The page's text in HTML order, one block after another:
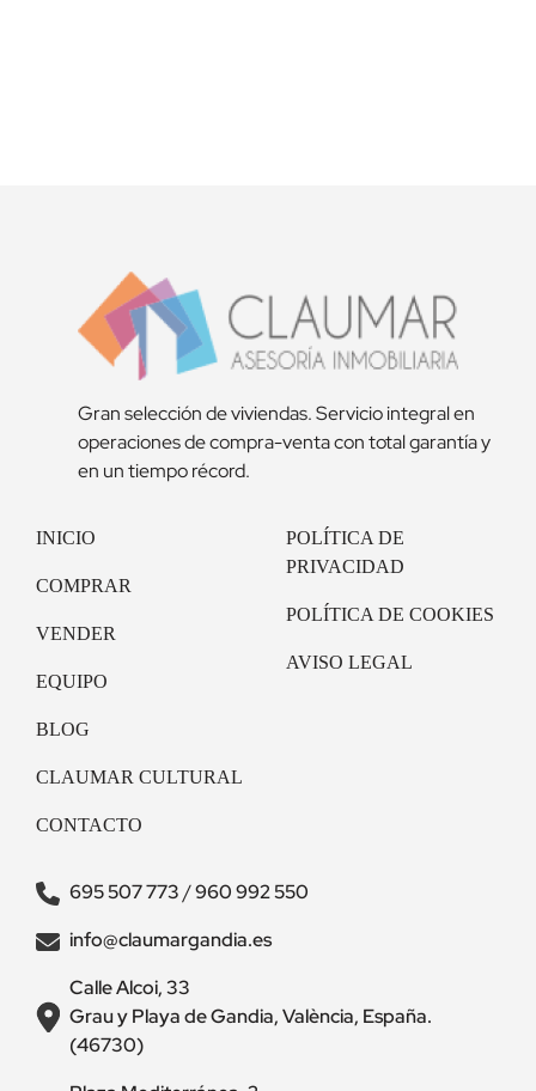
Gran selección de viviendas. Servicio integral en
operaciones de compra-venta con total garantía y
en un tiempo récord.
INICIO
COMPRAR
VENDER
EQUIPO
BLOG
CLAUMAR CULTURAL
CONTACTO
POLÍTICA DE
PRIVACIDAD
POLÍTICA DE COOKIES
AVISO LEGAL
695 507 773/960 992 550
info@claumargandia.es
Calle Alcoi, 33
Grau y Playa de Gandia, València, España.
(46730)